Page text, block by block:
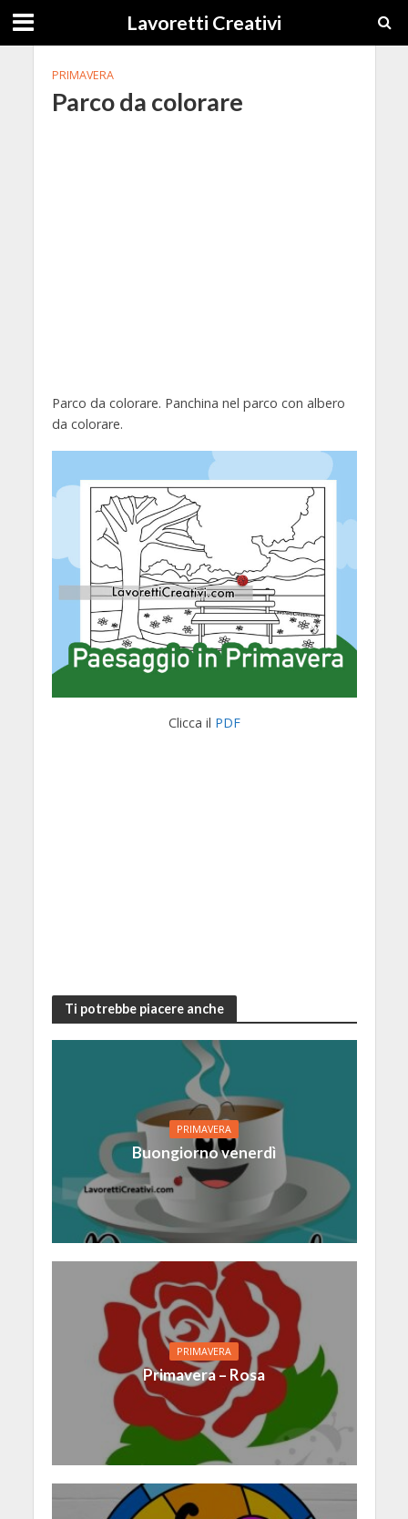
Lavoretti Creativi
PRIMAVERA
Parco da colorare
Parco da colorare. Panchina nel parco con albero
da colorare.
Clicca il PDF
Ti potrebbe piacere anche
PRIMAVERA
Buongiorno venerdì
PRIMAVERA
Primavera – Rosa